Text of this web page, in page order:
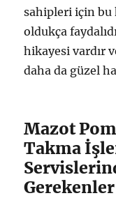
sahipleri için
oldukça
hikayesi vardır
daha da güzel
Mazot
Takma
Gerekenler